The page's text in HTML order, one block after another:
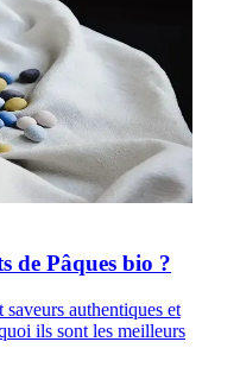
de Pâques bio ?
authentiques et
ils sont les meilleurs